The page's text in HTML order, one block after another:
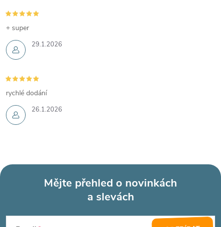
29.1.2026
+ super
26.1.2026
rychlé dodání
Mějte přehled o novinkách
a slevách